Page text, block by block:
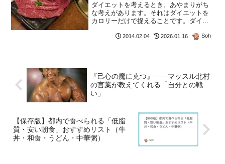
ダイエットを考えるとき、あやまりがち
な考えがあります。それはダイエットを
カロリーだけで捉えることです。ダイエ
は日々生命維持のためにエネルギーを消
2014.02.04 2026.01.16 Soh
『己心の魔に克つ』――マッスル北村
の言葉が教えてくれる「自分との戦
い」
【保存版】都内で食べられる「低脂
質・安い朝食」おすすめリスト（牛
丼・和食・うどん・中華粥）